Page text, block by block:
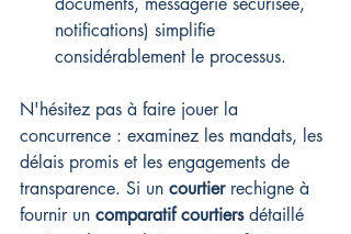
notifications) simplifie
considérablement le processus.
N'hésitez pas à faire jouer la
concurrence : examinez les mandats, les
délais promis et les engagements de
transparence. Si un courtier rechigne à
fournir un comparatif courtiers détaillé